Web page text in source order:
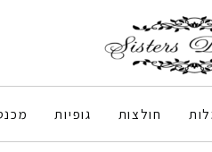
חולצות גופיות